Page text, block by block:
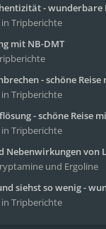
- wunderbare
in Tripberichte
mit NB-DMT
- schöne Reise
in Tripberichte
- schöne Reise
in Tripberichte
Nebenwirkungen von
und Ergoline
siehst so wenig -
in Tripberichte